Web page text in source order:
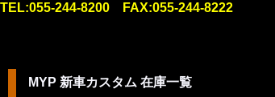
TEL:055-244-8200 FAX:055-244-8222
MYP 新車カスタム 在庫一覧